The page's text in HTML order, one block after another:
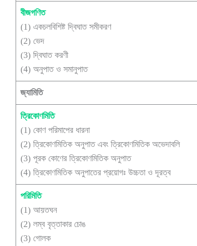
বীজগণিত
(1) একচলবিশিষ্ট দ্বিঘাত সমীকরণ
(2) ভেদ
(3) দ্বিঘাত করণী
(4) অনুপাত ও সমানুপাত
জ্যামিতি
ত্রিকোণমিতি
(1) কোণ পরিমাপের ধারনা
(2) ত্রিকোণমিতিক অনুপাত এবং ত্রিকোণমিতিক অভেদাবলি
(3) পূরক কোণের ত্রিকোণমিতিক অনুপাত
(4) ত্রিকোণমিতিক অনুপাতের প্রয়োগঃ উচ্চতা ও দূরত্ব
পরিমিতি
(1) আয়তঘন
(2) লম্ব বৃত্তাকার চোঙ
(3) গোলক